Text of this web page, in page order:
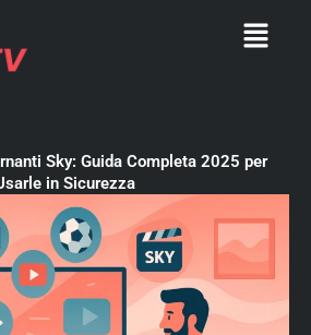
Menu
Sky: Guida Completa 2025 per
in Sicurezza